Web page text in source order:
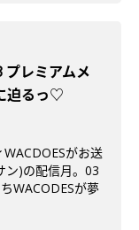
レミアムメ
迫るっ♡
がお送
ン)の配信月。03
WACODESが夢